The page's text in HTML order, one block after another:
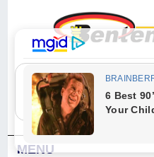
"Sesungguhnya Allah dan para
Wahai orang-orang yang
ucapkanlah salam dengan
MENU